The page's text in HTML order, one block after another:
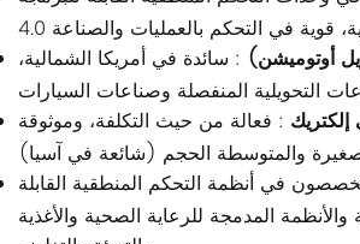
أوتوميشن) : سائدة في أمريكا الشمالية،
: فعالة من حيث التكلفة، وموثوقة
في أنظمة التحكم المنطقية القابلة
والأنظمة المدمجة للرعاية الصحية والأغذية